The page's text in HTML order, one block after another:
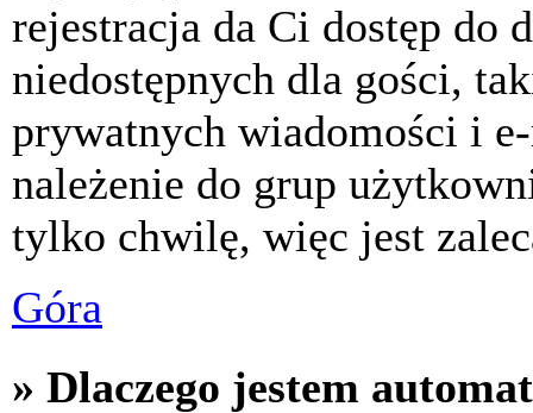
rejestracja da Ci dostęp do
niedostępnych dla gości,
prywatnych wiadomości i
należenie do grup
tylko chwilę, więc jest
Góra
» Dlaczego jestem